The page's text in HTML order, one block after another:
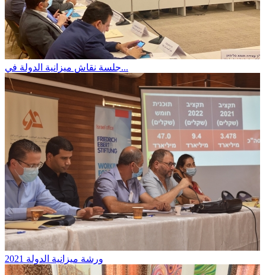
جلسة نقاش ميزانية الدولة في...
ورشة ميزانية الدولة 2021